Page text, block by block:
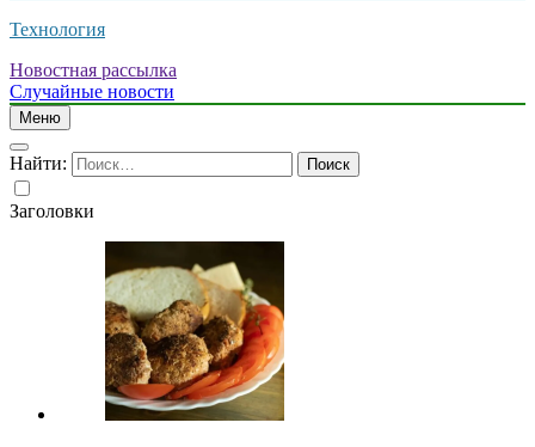
Технология
Новостная рассылка
Случайные новости
Меню
Найти:
Заголовки